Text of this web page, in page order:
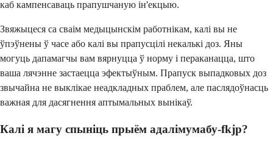
каб кампенсаваць прапушчаную ін'екцыю.
Звяжыцеся са сваім медыцынскім работнікам, калі вы не
ўпэўнены ў часе або калі вы прапусцілі некалькі доз. Яны
могуць дапамагчы вам вярнуцца ў норму і пераканацца, што
ваша лячэнне застаецца эфектыўным. Прапуск выпадковых доз
звычайна не выклікае неадкладных праблем, але паслядоўнасць
важная для дасягнення аптымальных вынікаў.
Калі я магу спыніць прыём адалімумабу-fkjp?